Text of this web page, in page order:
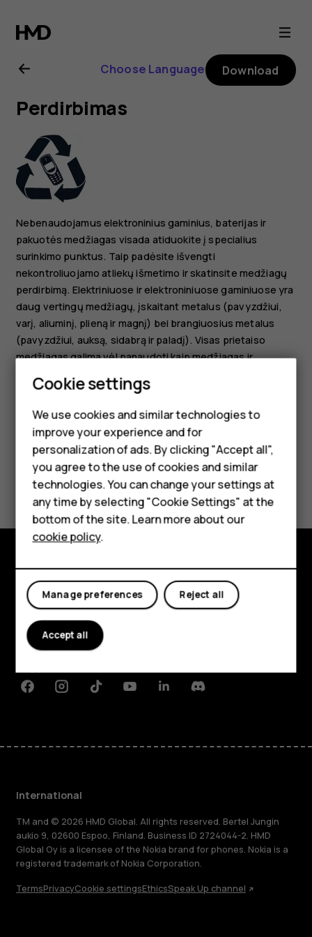
Nokia
105
4G
(2023)
user
guide
Smartphones
Feature phones
Phones for kids
Accessories
HMD Terra M
For business
Tablets
Choose Language Download
Perdirbimas
Nebenaudojamus elektroninius gaminius, baterijas ir
pakuotės medžiagas visada atiduokite į specialius
surinkimo punktus. Taip padėsite išvengti
nekontroliuojamo atliekų išmetimo ir skatinsite medžiagų
perdirbimą. Elektriniuose ir elektroniniuose gaminiuose yra
daug vertingų medžiagų, įskaitant metalus (pavyzdžiui,
varį, aliuminį, plieną ir magnį) bei brangiuosius metalus
(pavyzdžiui, auksą, sidabrą ir paladį). Visas prietaiso
medžiagas galima vėl panaudoti kaip medžiagas ir
Did you find this helpful?
Yes No
Explore
About
Planet and people
FacebookInstagramTiktokYoutubeLinkedinDiscord
International
TM and © 2026 HMD Global. All rights reserved. Bertel Jungin
aukio 9, 02600 Espoo, Finland. Business ID 2724044-2. HMD
Global Oy is a licensee of the Nokia brand for phones. Nokia is a
registered trademark of Nokia Corporation.
TermsPrivacyCookie settingsEthicsSpeak Up channel
Cookie settings
We use cookies and similar technologies to
improve your experience and for
personalization of ads. By clicking "Accept all",
you agree to the use of cookies and similar
technologies. You can change your settings at
any time by selecting "Cookie Settings" at the
bottom of the site. Learn more about our
cookie policy.
Reject all
Manage preferences
Accept all